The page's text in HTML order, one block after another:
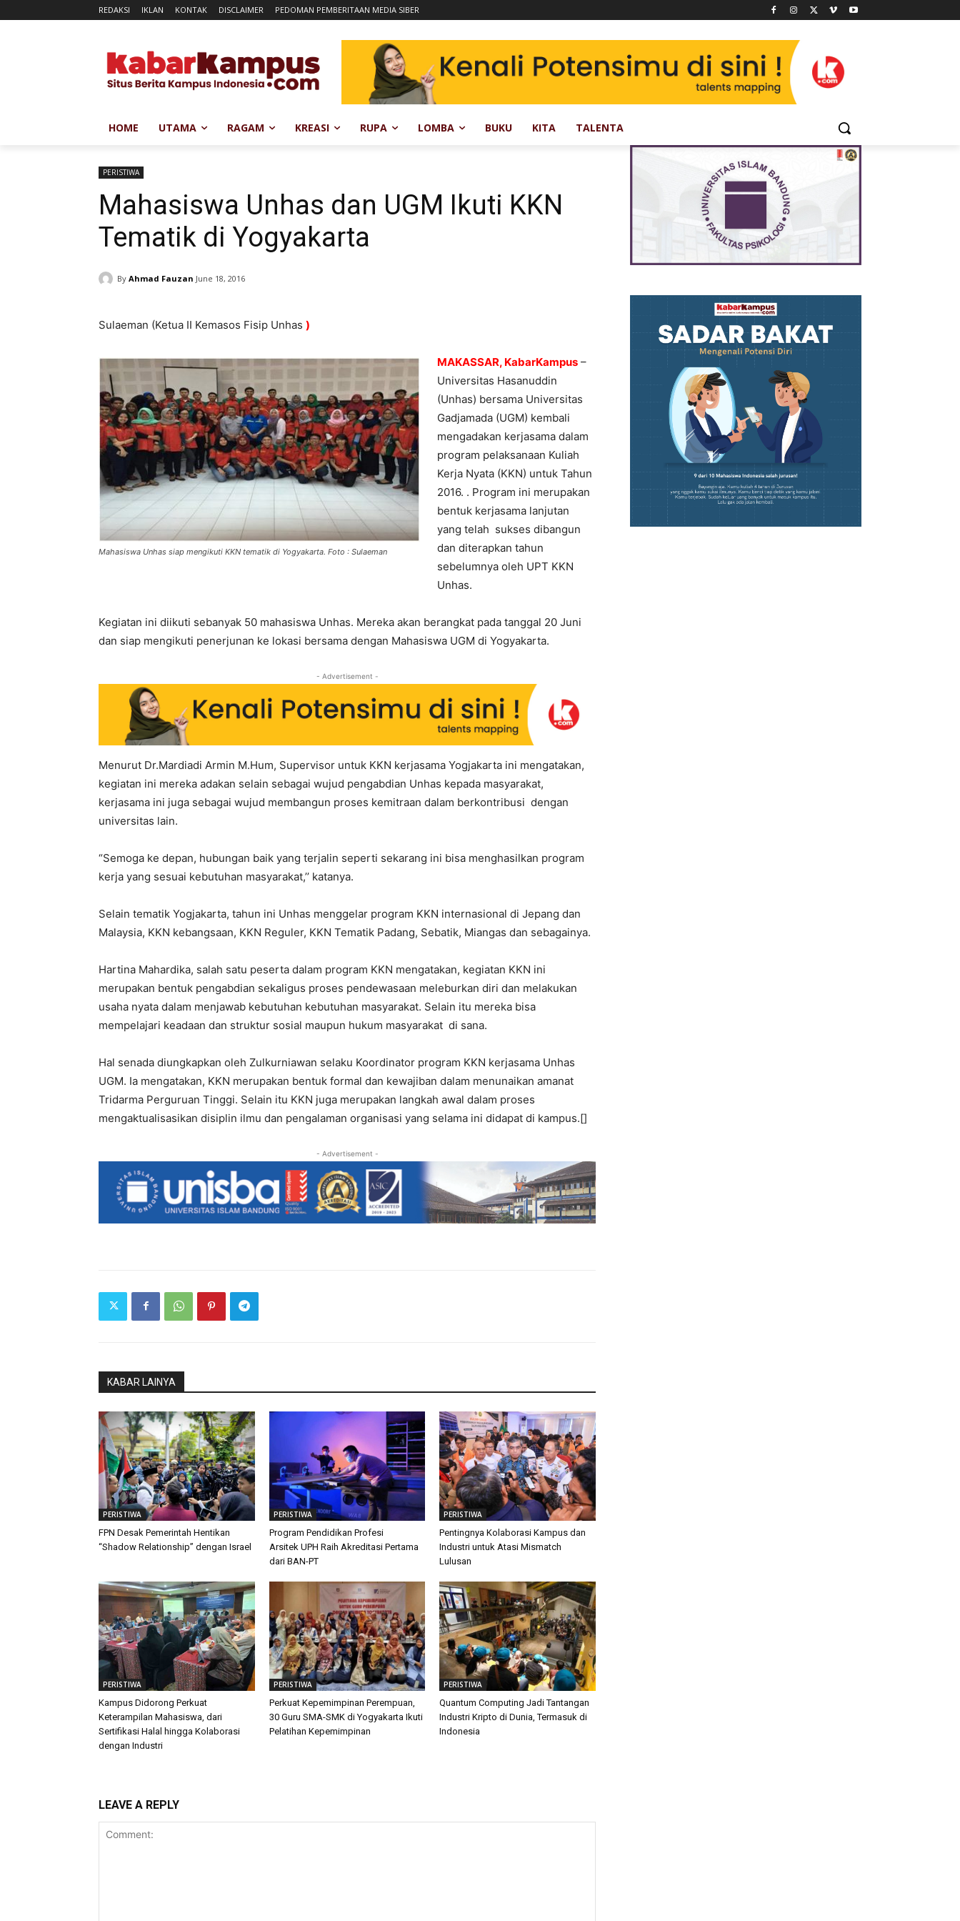
REDAKSI IKLAN KONTAK DISCLAIMER PEDOMAN PEMBERITAAN MEDIA SIBER
HOME UTAMA RAGAM KREASI RUPA LOMBA BUKU KITA TALENTA
PERISTIWA
Mahasiswa Unhas dan UGM Ikuti KKN
Tematik di Yogyakarta
By Ahmad Fauzan June 18, 2016
Sulaeman (Ketua II Kemasos Fisip Unhas )
Mahasiswa Unhas siap mengikuti KKN tematik di Yogyakarta. Foto : Sulaeman
MAKASSAR, KabarKampus –
Universitas Hasanuddin
(Unhas) bersama Universitas
Gadjamada (UGM) kembali
mengadakan kerjasama dalam
program pelaksanaan Kuliah
Kerja Nyata (KKN) untuk Tahun
2016. . Program ini merupakan
bentuk kerjasama lanjutan
yang telah sukses dibangun
dan diterapkan tahun
sebelumnya oleh UPT KKN
Unhas.
Kegiatan ini diikuti sebanyak 50 mahasiswa Unhas. Mereka akan berangkat pada tanggal 20 Juni
dan siap mengikuti penerjunan ke lokasi bersama dengan Mahasiswa UGM di Yogyakarta.
- Advertisement -
Menurut Dr.Mardiadi Armin M.Hum, Supervisor untuk KKN kerjasama Yogjakarta ini mengatakan,
kegiatan ini mereka adakan selain sebagai wujud pengabdian Unhas kepada masyarakat,
kerjasama ini juga sebagai wujud membangun proses kemitraan dalam berkontribusi dengan
universitas lain.
“Semoga ke depan, hubungan baik yang terjalin seperti sekarang ini bisa menghasilkan program
kerja yang sesuai kebutuhan masyarakat,’’ katanya.
Selain tematik Yogjakarta, tahun ini Unhas menggelar program KKN internasional di Jepang dan
Malaysia, KKN kebangsaan, KKN Reguler, KKN Tematik Padang, Sebatik, Miangas dan sebagainya.
Hartina Mahardika, salah satu peserta dalam program KKN mengatakan, kegiatan KKN ini
merupakan bentuk pengabdian sekaligus proses pendewasaan meleburkan diri dan melakukan
usaha nyata dalam menjawab kebutuhan kebutuhan masyarakat. Selain itu mereka bisa
mempelajari keadaan dan struktur sosial maupun hukum masyarakat di sana.
Hal senada diungkapkan oleh Zulkurniawan selaku Koordinator program KKN kerjasama Unhas
UGM. Ia mengatakan, KKN merupakan bentuk formal dan kewajiban dalam menunaikan amanat
Tridarma Perguruan Tinggi. Selain itu KKN juga merupakan langkah awal dalam proses
mengaktualisasikan disiplin ilmu dan pengalaman organisasi yang selama ini didapat di kampus.[]
- Advertisement -
KABAR LAINYA
PERISTIWA
FPN Desak Pemerintah Hentikan
“Shadow Relationship” dengan Israel
PERISTIWA
Program Pendidikan Profesi
Arsitek UPH Raih Akreditasi Pertama
dari BAN-PT
PERISTIWA
Pentingnya Kolaborasi Kampus dan
Industri untuk Atasi Mismatch
Lulusan
PERISTIWA
Kampus Didorong Perkuat
Keterampilan Mahasiswa, dari
Sertifikasi Halal hingga Kolaborasi
dengan Industri
PERISTIWA
Perkuat Kepemimpinan Perempuan,
30 Guru SMA-SMK di Yogyakarta Ikuti
Pelatihan Kepemimpinan
PERISTIWA
Quantum Computing Jadi Tantangan
Industri Kripto di Dunia, Termasuk di
Indonesia
LEAVE A REPLY